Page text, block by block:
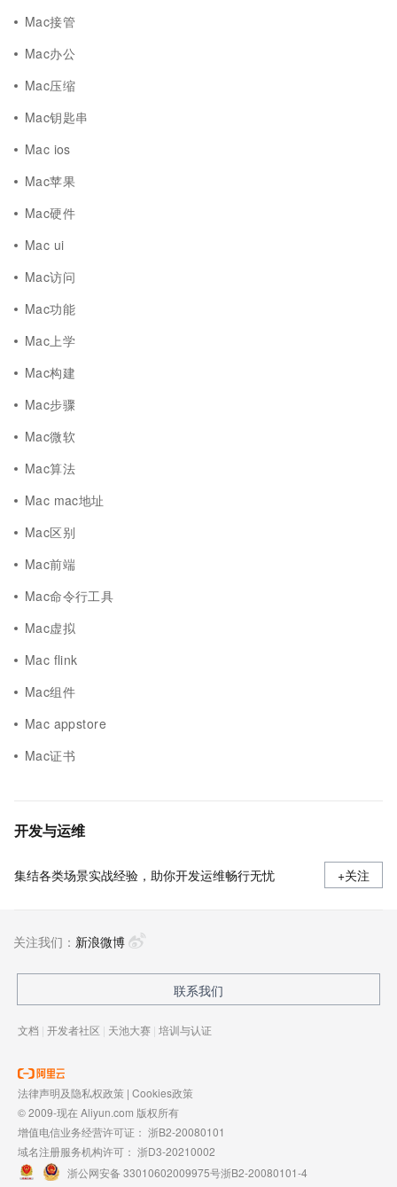
Mac接管
Mac办公
Mac压缩
Mac钥匙串
Mac ios
Mac苹果
Mac硬件
Mac ui
Mac访问
Mac功能
Mac上学
Mac构建
Mac步骤
Mac微软
Mac算法
Mac mac地址
Mac区别
Mac前端
Mac命令行工具
Mac虚拟
Mac flink
Mac组件
Mac appstore
Mac证书
开发与运维
集结各类场景实战经验，助你开发运维畅行无忧 +关注
关注我们： 新浪微博
联系我们
文档 | 开发者社区 | 天池大赛 | 培训与认证
法律声明及隐私权政策 | Cookies政策
© 2009-现在 Aliyun.com 版权所有
增值电信业务经营许可证： 浙B2-20080101
域名注册服务机构许可： 浙D3-20210002
浙公网安备 33010602009975号浙B2-20080101-4